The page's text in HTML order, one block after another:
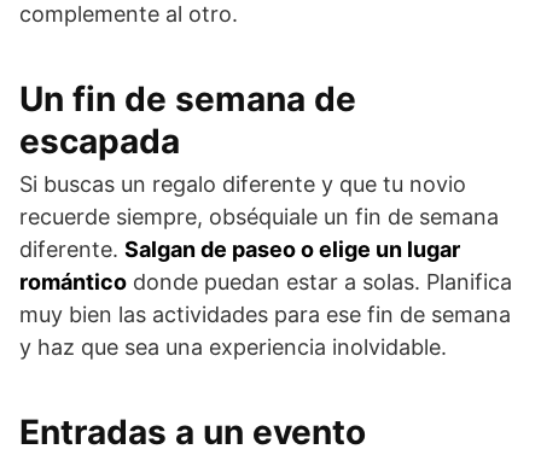
complemente al otro.
Un fin de semana de
escapada
Si buscas un regalo diferente y que tu novio
recuerde siempre, obséquiale un fin de semana
diferente. Salgan de paseo o elige un lugar
romántico donde puedan estar a solas. Planifica
muy bien las actividades para ese fin de semana
y haz que sea una experiencia inolvidable.
Entradas a un evento